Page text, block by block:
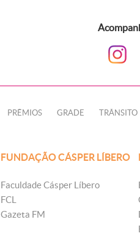
PRÊMIOS GRADE TRÂNSITO
FUNDAÇÃO CÁSPER LÍBERO
Faculdade Cásper Líbero
FCL
Gazeta FM